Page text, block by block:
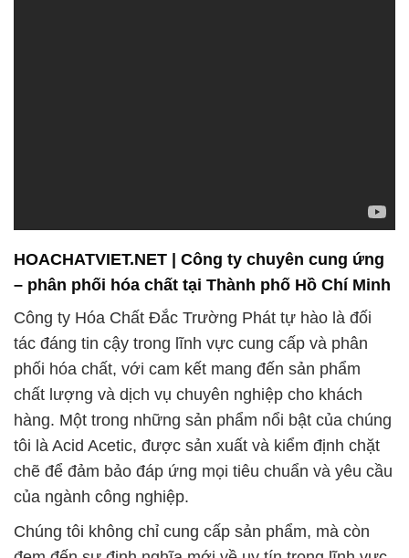
tôi là Acid Acetic, được sản xuất và kiểm định chặt
chẽ để đảm bảo đáp ứng mọi tiêu chuẩn và yêu cầu
của ngành công nghiệp.
Chúng tôi không chỉ cung cấp sản phẩm, mà còn
đem đến sự định nghĩa mới về uy tín trong lĩnh vực
hóa chất. Dịch vụ chuyên nghiệp là một phần quan
trọng trong chiến lược kinh doanh của chúng tôi, và
mục tiêu hàng đầu là tối ưu hóa các sản phẩm hóa
chất nổi bật để mang đến cho quý khách hàng
những sản phẩm chất lượng, đáng tin cậy và tiết
kiệm chi phí.
Chúng tôi cam kết trở thành đối tác đáng tin cậy và
chuyên nghiệp trong lĩnh vực hóa chất và phân bón.